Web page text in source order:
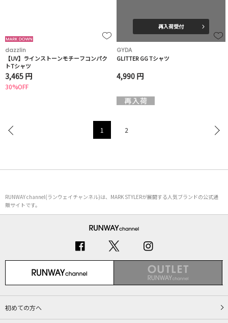
dazzlin
【UV】ラインストーンモチーフコンパク
トTシャツ
3,465 円
30%OFF
再入荷受付
GYDA
GLITTER GG Tシャツ
4,990 円
1 2
RUNWAY channel(ランウェイチャンネル)は、MARK STYLERが展開する人気ブランドの公式通
販サイトです。
初めての方へ